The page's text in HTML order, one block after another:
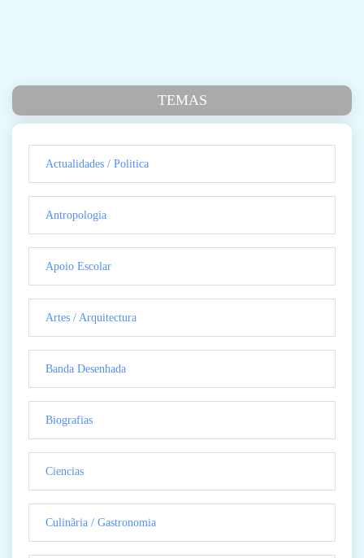
TEMAS
Actualidades / Politica
Antropologia
Apoio Escolar
Artes / Arquitectura
Banda Desenhada
Biografias
Ciencias
Culinãria / Gastronomia